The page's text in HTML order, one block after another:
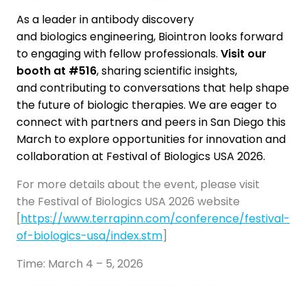
As a leader in antibody discovery
and biologics engineering, Biointron looks forward
to engaging with fellow professionals. Visit our
booth at #516, sharing scientific insights,
and contributing to conversations that help shape
the future of biologic therapies. We are eager to
connect with partners and peers in San Diego this
March to explore opportunities for innovation and
collaboration at Festival of Biologics USA 2026.
For more details about the event, please visit
the Festival of Biologics USA 2026 website
[https://www.terrapinn.com/conference/festival-
of-biologics-usa/index.stm]
Time: March 4 – 5, 2026